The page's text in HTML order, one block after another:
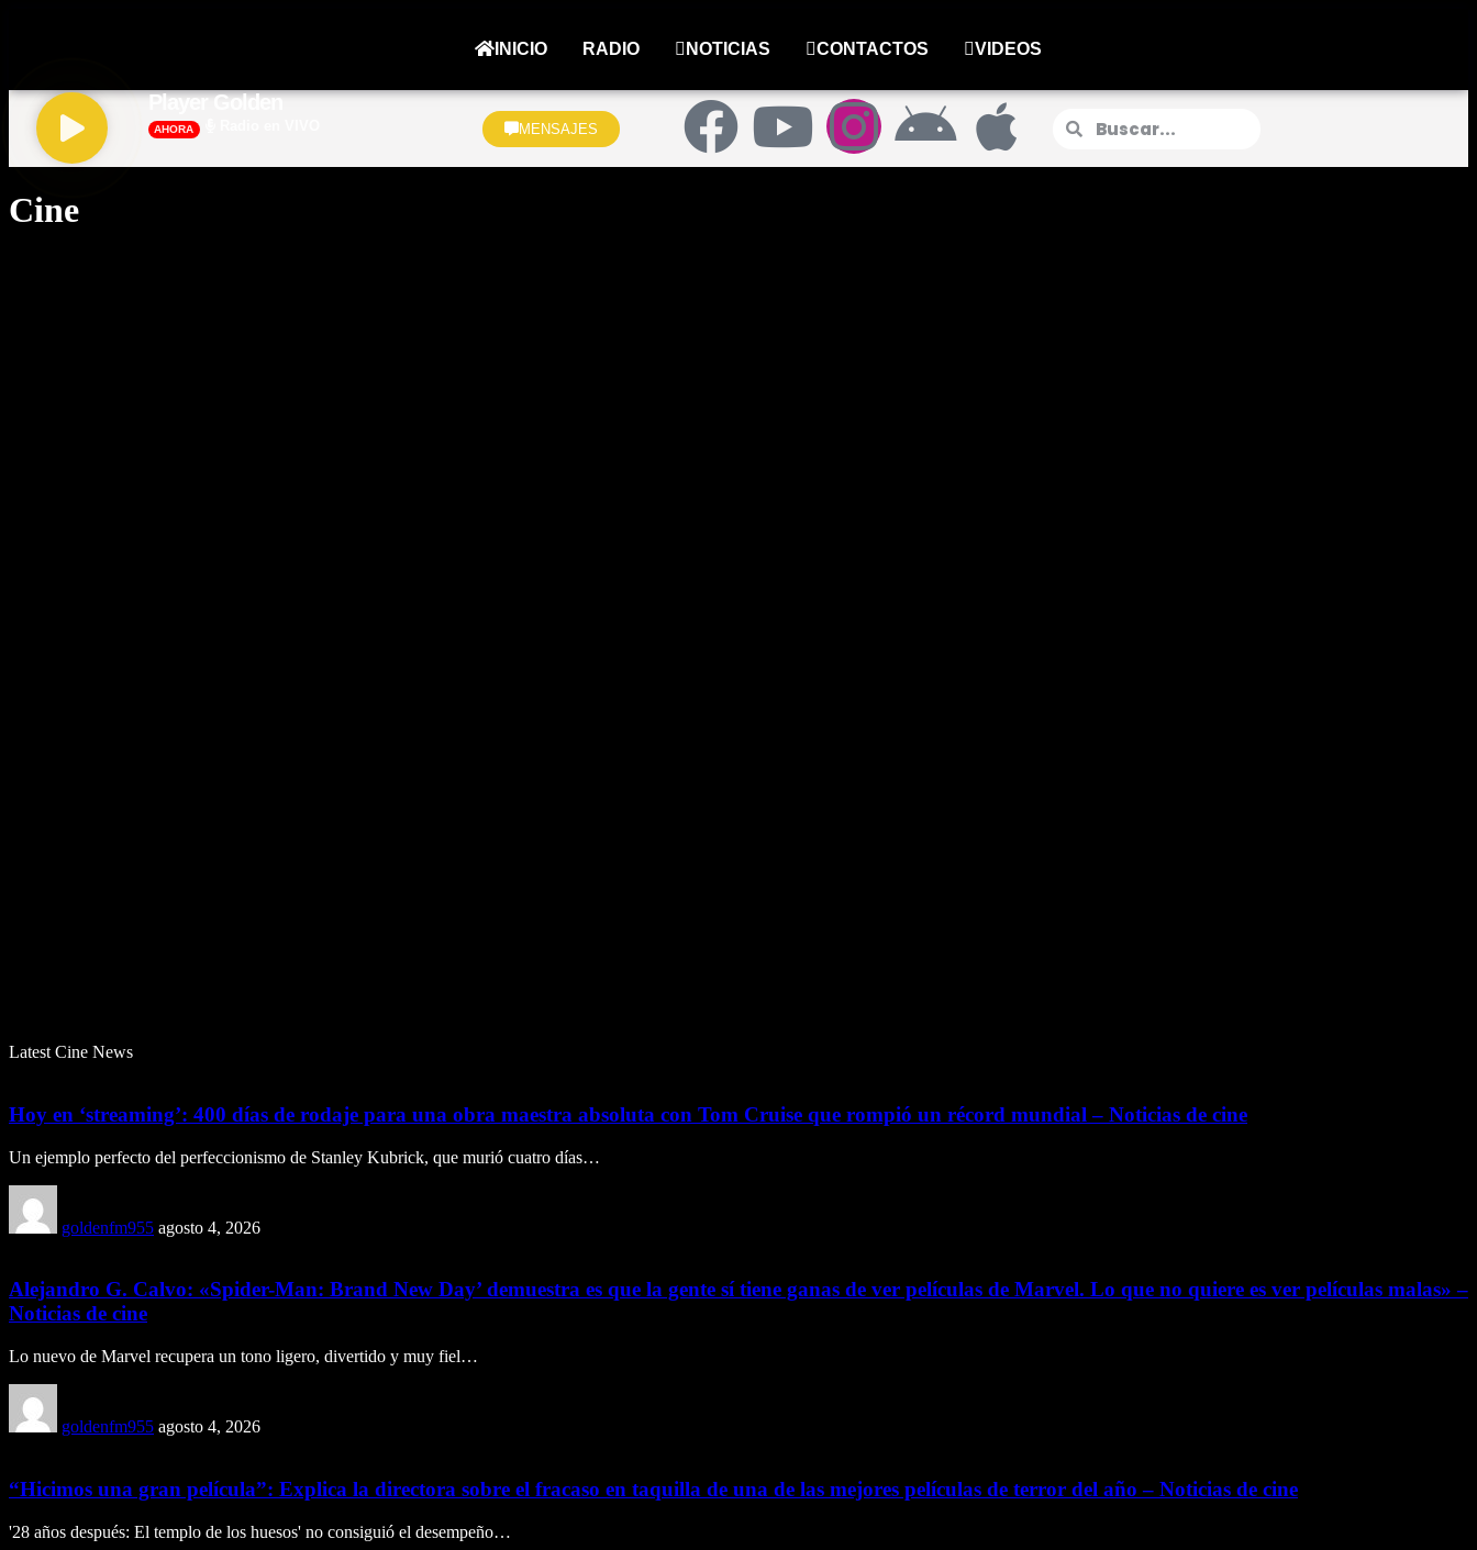
INICIO RADIO NOTICIAS CONTACTOS VIDEOS
Player Golden
AHORA MENSAJES
Cine
Latest Cine News
Hoy en ‘streaming’: 400 días de rodaje para una obra maestra absoluta con Tom Cruise que rompió un récord mundial – Noticias de cine
Un ejemplo perfecto del perfeccionismo de Stanley Kubrick, que murió cuatro días…
goldenfm955 agosto 4, 2026
Alejandro G. Calvo: «Spider-Man: Brand New Day’ demuestra es que la gente sí tiene ganas de ver películas de Marvel. Lo que no quiere es ver películas malas» –
Noticias de cine
Lo nuevo de Marvel recupera un tono ligero, divertido y muy fiel…
goldenfm955 agosto 4, 2026
“Hicimos una gran película”: Explica la directora sobre el fracaso en taquilla de una de las mejores películas de terror del año – Noticias de cine
'28 años después: El templo de los huesos' no consiguió el desempeño…